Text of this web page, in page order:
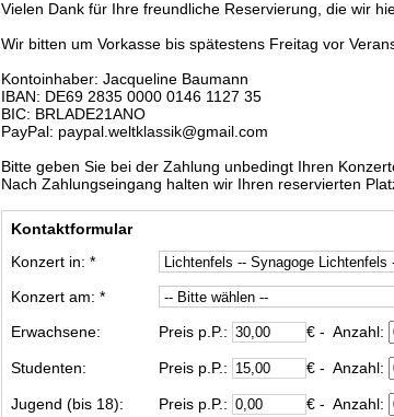
Vielen Dank für Ihre freundliche Reservierung, die wir
Wir bitten um Vorkasse bis spätestens Freitag vor
Kontoinhaber: Jacqueline Baumann
IBAN: DE69 2835 0000 0146 1127 35
BIC: BRLADE21ANO
PayPal: paypal.weltklassik@gmail.com
Bitte geben Sie bei der Zahlung unbedingt Ihren
Nach Zahlungseingang halten wir Ihren reservierten
Kontaktformular
Konzert in: *
Konzert am: *
Erwachsene:
Preis p.P.: € - Anzahl:
Studenten: Preis p.P.: € - Anzahl:
Jugend (bis 18): Preis p.P.: € - Anzahl: